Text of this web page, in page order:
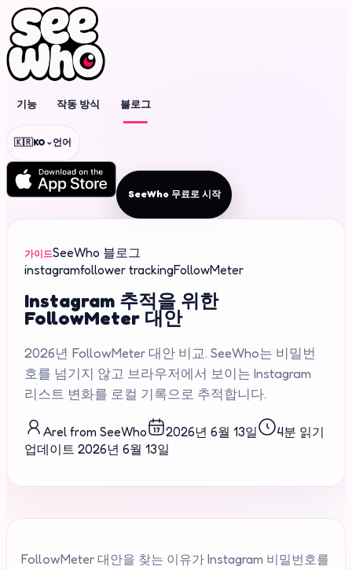
기능 작동 방식 블로그
🇰🇷KO ⌄언어
SeeWho 무료로 시작
가이드SeeWho 블로그
instagramfollower trackingFollowMeter
Instagram 추적을 위한
FollowMeter 대안
2026년 FollowMeter 대안 비교. SeeWho는 비밀번
호를 넘기지 않고 브라우저에서 보이는 Instagram
리스트 변화를 로컬 기록으로 추적합니다.
Arel from SeeWho 2026년 6월 13일
4분 읽기
업데이트 2026년 6월 13일
FollowMeter 대안을 찾는 이유가 Instagram 비밀번호를